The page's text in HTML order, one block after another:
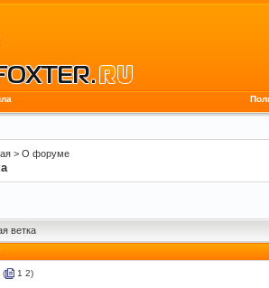
> О форуме
ветка
( 1 2)